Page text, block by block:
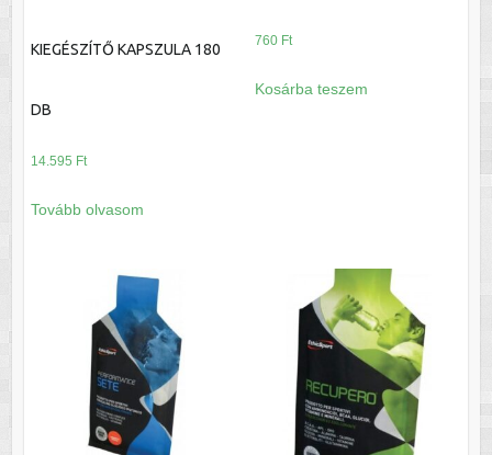
KIEGÉSZÍTŐ KAPSZULA 180
DB
14.595 Ft
Tovább olvasom
760 Ft
Kosárba teszem